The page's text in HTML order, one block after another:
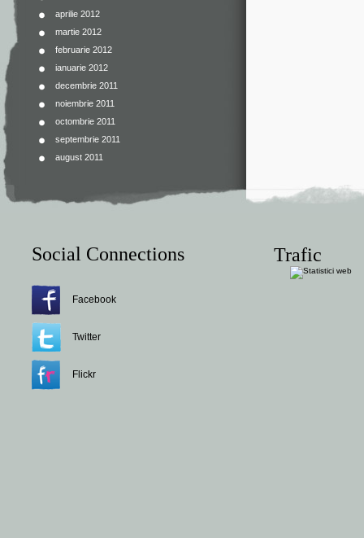
aprilie 2012
martie 2012
februarie 2012
ianuarie 2012
decembrie 2011
noiembrie 2011
octombrie 2011
septembrie 2011
august 2011
Social Connections
Facebook
Twitter
Flickr
Trafic